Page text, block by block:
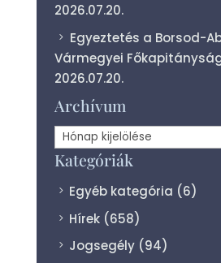
2026.07.20.
Egyeztetés a Borsod-
Vármegyei
2026.07.20.
Archívum
Archívum
Kategóriák
Egyéb kategória (6)
Hírek (658)
Jogsegély (94)